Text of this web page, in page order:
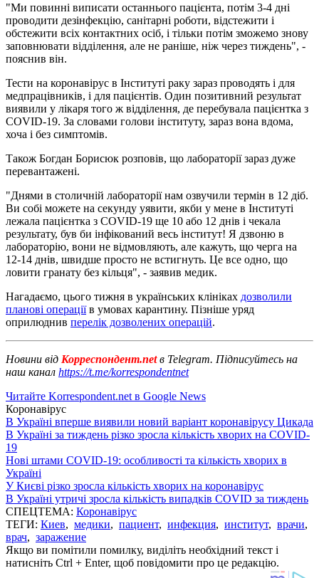
"Ми повинні виписати останнього пацієнта, потім 3-4 дні
проводити дезінфекцію, санітарні роботи, відстежити і
обстежити всіх контактних осіб, і тільки потім зможемо знову
заповнювати відділення, але не раніше, ніж через тиждень", -
пояснив він.
Тести на коронавірус в Інституті раку зараз проводять і для
медпрацівників, і для пацієнтів. Один позитивний результат
виявили у лікаря того ж відділення, де перебувала пацієнтка з
COVID-19. За словами голови інституту, зараз вона вдома,
хоча і без симптомів.
Також Богдан Борисюк розповів, що лабораторії зараз дуже
перевантажені.
"Днями в столичній лабораторії нам озвучили термін в 12 діб.
Ви собі можете на секунду уявити, якби у мене в Інституті
лежала пацієнтка з COVID-19 ще 10 або 12 днів і чекала
результату, був би інфікований весь інститут! Я дзвоню в
лабораторію, вони не відмовляють, але кажуть, що черга на
12-14 днів, швидше просто не встигнуть. Це все одно, що
ловити гранату без кільця", - заявив медик.
Нагадаємо, цього тижня в українських клініках дозволили
планові операціїв умовах карантину. Пізніше уряд
оприлюднив перелік дозволених операцій.
Новини від Корреспондент.netв Telegram. Підписуйтесь на
наш канал https://t.me/korrespondentnet
Читайте Korrespondent.net в Google News
Коронавірус
В Україні вперше виявили новий варіант коронавірусу Цикада
В Україні за тиждень різко зросла кількість хворих на COVID-
19
Нові штами COVID-19: особливості та кількість хворих в
Україні
У Києві різко зросла кількість хворих на коронавірус
В Україні утричі зросла кількість випадків COVID за тиждень
СПЕЦТЕМА: Коронавірус
ТЕГИ: Киев, медики, пациент, инфекция, институт, врачи,
врач, заражение
Якщо ви помітили помилку, виділіть необхідний текст і
натисніть Ctrl + Enter, щоб повідомити про це редакцію.